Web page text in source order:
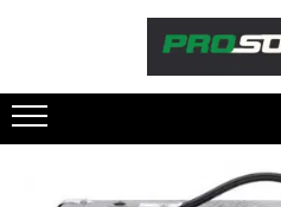
Sonorizare / PA
Adaptoare phantom